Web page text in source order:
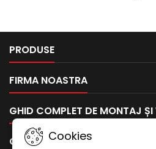
PRODUSE
FIRMA NOASTRA
GHID COMPLET DE MONTAJ ȘI
CONTUL TAUCookies